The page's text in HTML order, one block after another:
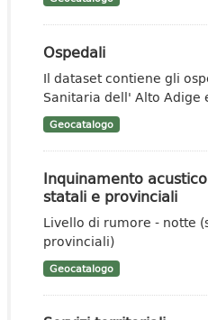
Ospedali
Il dataset contiene gli
Sanitaria dell' Alto Adige
Geocatalogo
Inquinamento
statali e provinciali
Livello di rumore - notte
provinciali)
Geocatalogo